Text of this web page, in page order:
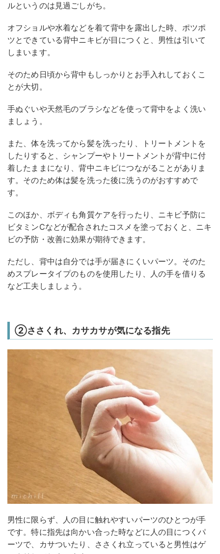
ルというのは見過ごしがち。
オフショルや水着などを着て背中を露出した時、ポツポ
ツとできている背中ニキビが目につくと、男性は引いて
しまいます。
そのため日頃から背中もしっかりとお手入れしておくこ
とが大切。
手ぬぐいや天然毛のブラシなどを使って背中をよく洗い
ましょう。
また、体を洗ってから髪を洗ったり、トリートメントを
したりすると、シャンプーやトリートメントが背中に付
着したままになり、背中ニキビにつながることがありま
す。そのため体は髪を洗った後に洗うのがおすすめで
す。
このほか、ボディも角質ケアを行ったり、ニキビ予防に
ビタミンCなどが配合されたコスメを塗っておくと、ニキ
ビの予防・改善に効果が期待できます。
ただし、背中は自分では手が届きにくいパーツ。そのた
めスプレータイプのものを使用したり、人の手を借りる
など工夫しましょう。
②ささくれ、カサカサが気になる指先
男性に限らず、人の目に触れやすいパーツのひとつが手
です。特に指先は向かい合った時などに人の目につくパ
ーツで、カサついたり、ささくれ立っていると男性はゲ